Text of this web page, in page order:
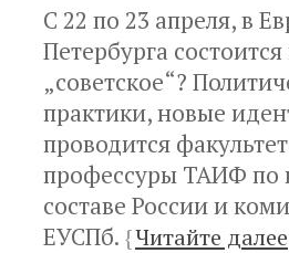
С 22 по 23 апреля, в
Петербурга
„советское“?
практики, новые
проводится
профессуры ТАИФ по
составе России и
ЕУСПб. {Читайте далее